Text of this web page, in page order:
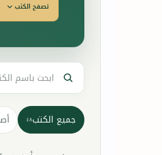
تصفح الكتب
جميع الكتب٤٨